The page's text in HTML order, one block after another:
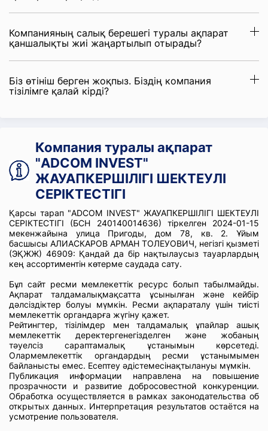
Компанияның салық берешегі туралы ақпарат
қаншалықты жиі жаңартылып отырады?
Біз өтініш берген жоқпыз. Біздің компания
тізілімге қалай кірді?
Компания туралы ақпарат
"ADCOM INVEST"
ЖАУАПКЕРШІЛІГІ ШЕКТЕУЛІ
СЕРІКТЕСТІГІ
Қарсы тарап "ADCOM INVEST" ЖАУАПКЕРШІЛІГІ ШЕКТЕУЛІ
СЕРІКТЕСТІГІ (БСН 240140014636) тіркелген 2024-01-15
мекенжайына улица Пригоды, дом 78, кв. 2. Ұйым
басшысы АЛИАСКАРОВ АРМАН ТОЛЕУОВИЧ, негізгі қызметі
(ЭҚЖЖ) 46909: Қандай да бір нақтылаусыз тауарлардың
кең ассортиментін көтерме саудада сату.
Бұл сайт ресми мемлекеттік ресурс болып табылмайды.
Ақпарат талдамалықмақсатта ұсынылған және кейбір
дәлсіздіктер болуы мүмкін. Ресми ақпараталу үшін тиісті
мемлекеттік органдарға жүгіну қажет.
Рейтингтер, тізілімдер мен талдамалық ұпайлар ашық
мемлекеттік деректергенегізделген және жобаның
тәуелсіз сараптамалық ұстанымын көрсетеді.
Олармемлекеттік органдардың ресми ұстанымымен
байланысты емес. Есептеу әдістемесінақтылануы мүмкін.
Публикация информации направлена на повышение
прозрачности и развитие добросовестной конкуренции.
Обработка осуществляется в рамках законодательства об
открытых данных. Интерпретация результатов остаётся на
усмотрение пользователя.